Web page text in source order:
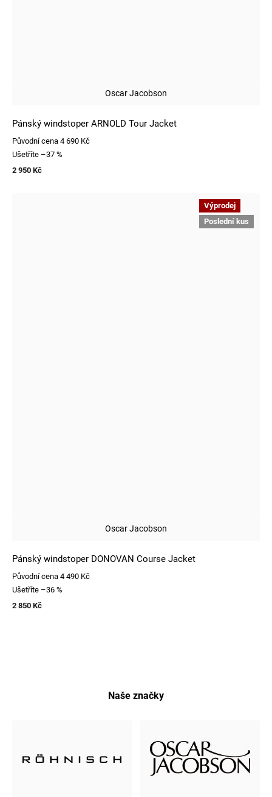
Oscar Jacobson
Pánský windstoper ARNOLD Tour Jacket
Původní cena 4 690 Kč
Ušetříte –37 %
2 950 Kč
Výprodej
Poslední kus
Oscar Jacobson
Pánský windstoper DONOVAN Course Jacket
Původní cena 4 490 Kč
Ušetříte –36 %
2 850 Kč
Naše značky